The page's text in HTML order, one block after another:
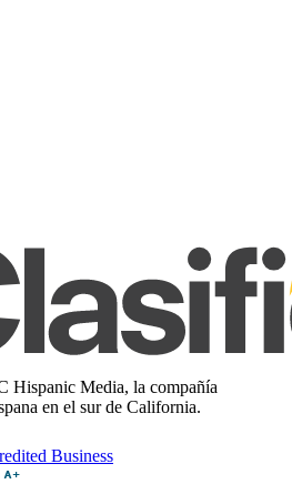
Hispanic Media, la compañía
en el sur de California.
Business